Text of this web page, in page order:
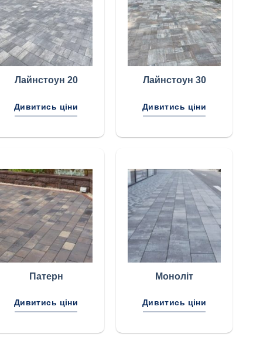
Лайнстоун 20
Дивитись ціни
Лайнстоун 30
Дивитись ціни
Патерн
Дивитись ціни
Моноліт
Дивитись ціни